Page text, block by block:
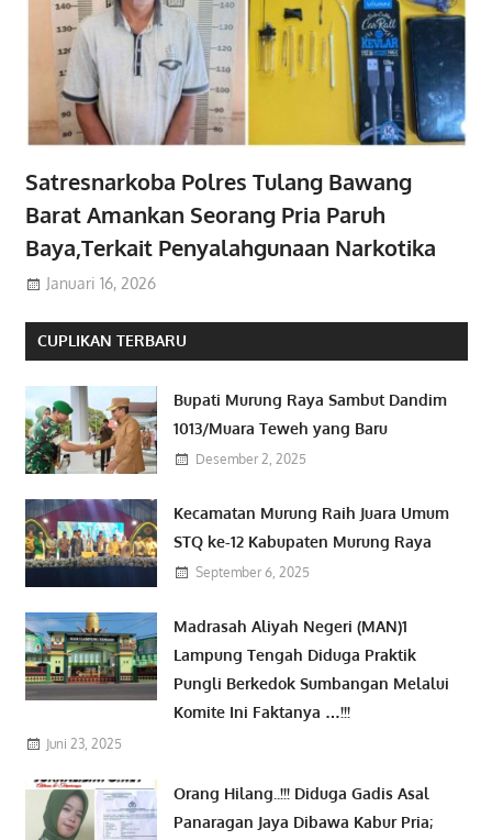
Satresnarkoba Polres Tulang Bawang
Barat Amankan Seorang Pria Paruh
Baya,Terkait Penyalahgunaan Narkotika
Januari 16, 2026
CUPLIKAN TERBARU
Bupati Murung Raya Sambut Dandim
1013/Muara Teweh yang Baru
Desember 2, 2025
Kecamatan Murung Raih Juara Umum
STQ ke-12 Kabupaten Murung Raya
September 6, 2025
Madrasah Aliyah Negeri (MAN)1
Lampung Tengah Diduga Praktik
Pungli Berkedok Sumbangan Melalui
Komite Ini Faktanya …!!!
Juni 23, 2025
Orang Hilang..!!! Diduga Gadis Asal
Panaragan Jaya Dibawa Kabur Pria;